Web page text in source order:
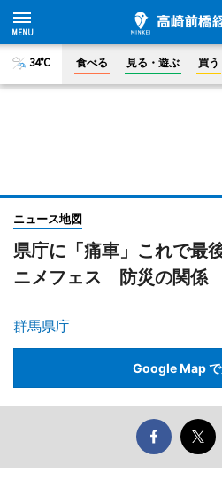
34°C 食べる 見る・遊ぶ 買う
ニュース地図
県庁に「痛車」これで
ニメフェス 防災の関係
群馬県庁
Google Map